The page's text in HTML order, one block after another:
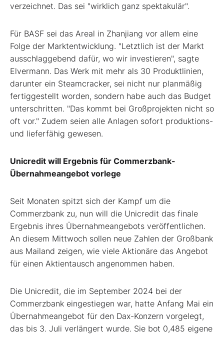
verzeichnet. Das sei "wirklich ganz spektakulär".
Für BASF sei das Areal in Zhanjiang vor allem eine
Folge der Marktentwicklung. "Letztlich ist der Markt
ausschlaggebend dafür, wo wir investieren", sagte
Elvermann. Das Werk mit mehr als 30 Produktlinien,
darunter ein Steamcracker, sei nicht nur planmäßig
fertiggestellt worden, sondern habe auch das Budget
unterschritten. "Das kommt bei Großprojekten nicht so
oft vor." Zudem seien alle Anlagen sofort produktions-
und lieferfähig gewesen.
Unicredit will Ergebnis für Commerzbank-
Übernahmeangebot vorlege
Seit Monaten spitzt sich der Kampf um die
Commerzbank zu, nun will die Unicredit das finale
Ergebnis ihres Übernahmeangebots veröffentlichen.
An diesem Mittwoch sollen neue Zahlen der Großbank
aus Mailand zeigen, wie viele Aktionäre das Angebot
für einen Aktientausch angenommen haben.
Die Unicredit, die im September 2024 bei der
Commerzbank eingestiegen war, hatte Anfang Mai ein
Übernahmeangebot für den Dax-Konzern vorgelegt,
das bis 3. Juli verlängert wurde. Sie bot 0,485 eigene